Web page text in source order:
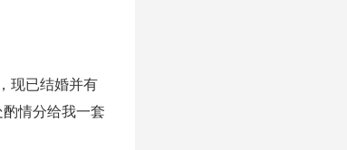
现已结婚并有
情分给我一套